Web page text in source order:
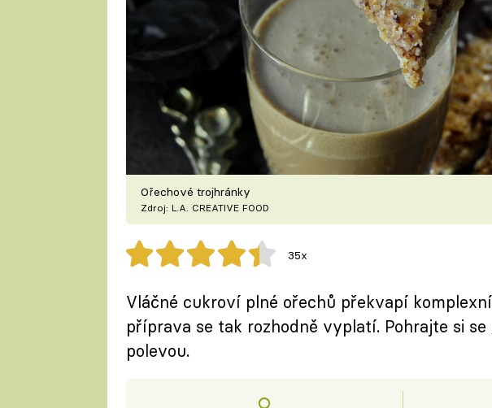
Ořechové trojhránky
Zdroj: L.A. CREATIVE FOOD
35x
Vláčné cukroví plné ořechů překvapí
příprava se tak rozhodně vyplatí. Pohrajte si
polevou.